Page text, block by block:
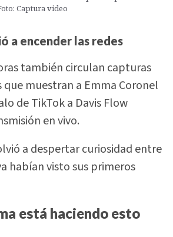
Captura video
a encender las redes
también circulan capturas
que muestran a Emma Coronel
de TikTok a Davis Flow
en vivo.
a despertar curiosidad entre
habían visto sus primeros
está haciendo esto